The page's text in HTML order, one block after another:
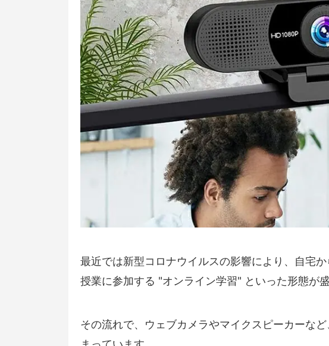
最近では新型コロナウイルスの影響により、自宅
授業に参加する "オンライン学習" といった形態が
その流れで、ウェブカメラやマイクスピーカーなど